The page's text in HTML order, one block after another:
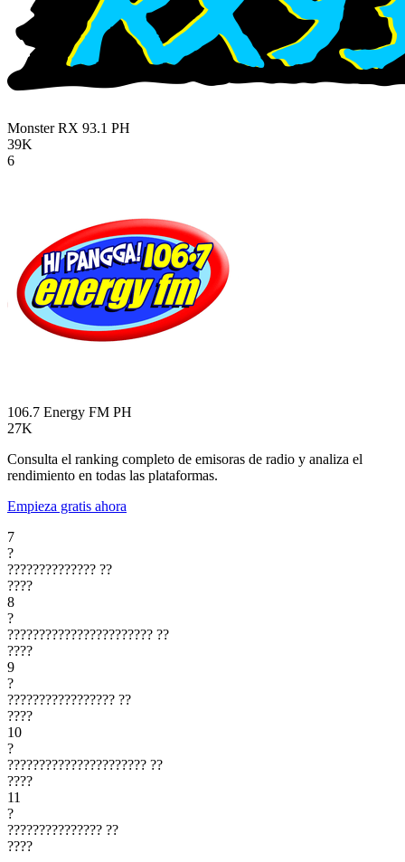
Monster RX 93.1 PH
39K
6
106.7 Energy FM PH
27K
Consulta el ranking completo de emisoras de radio y analiza el
rendimiento en todas las plataformas.
Empieza gratis ahora
7
?
?????????????? ??
????
8
?
??????????????????????? ??
????
9
?
????????????????? ??
????
10
?
?????????????????????? ??
????
11
?
??????????????? ??
????